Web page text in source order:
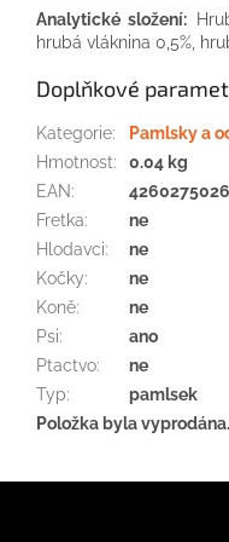
Analytické složení:
hrubá vláknina 0,5%,
Doplňkové
Kategorie:
Pamlsky a
Hmotnost:
0.04 kg
EAN:
Fretka:
ne
Hlodavci:
ne
Kočky:
ne
Koně:
ne
Psi:
ano
Ptactvo:
ne
Typ:
pamlsek
Položka byla